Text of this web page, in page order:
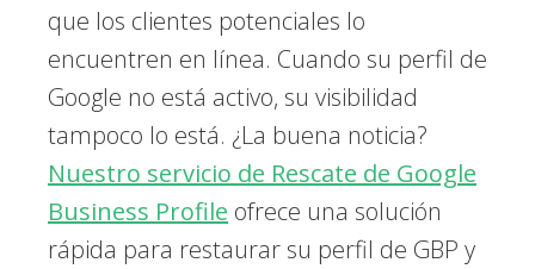
que los clientes potenciales lo
encuentren en línea. Cuando su perfil de
Google no está activo, su visibilidad
tampoco lo está. ¿La buena noticia?
Nuestro servicio de Rescate de Google
Business Profile ofrece una solución
rápida para restaurar su perfil de GBP y